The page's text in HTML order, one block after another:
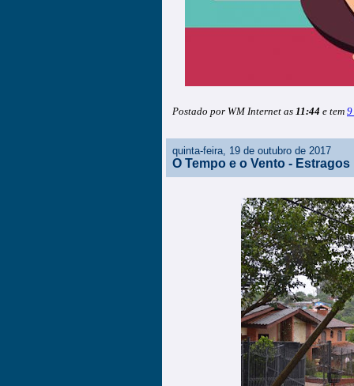
Postado por WM Internet as 11:44 e tem 9
quinta-feira, 19 de outubro de 2017
O Tempo e o Vento - Estragos